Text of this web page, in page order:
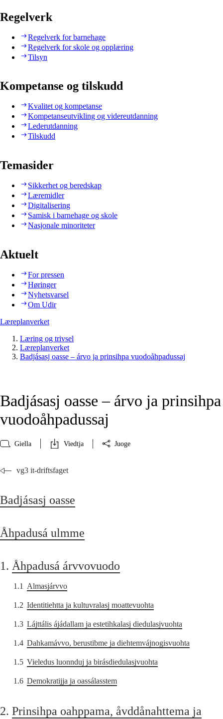
Regelverk
Regelverk for barnehage
Regelverk for skole og opplæring
Tilsyn
Kompetanse og tilskudd
Kvalitet og kompetanse
Kompetanseutvikling og videreutdanning
Lederutdanning
Tilskudd
Temasider
Sikkerhet og beredskap
Læremidler
Digitalisering
Samisk i barnehage og skole
Nasjonale minoriteter
Aktuelt
For pressen
Høringer
Nyhetsvarsel
Om Udir
Læreplanverket
Læring og trivsel
Læreplanverket
Badjásasj oasse – árvo ja prinsihpa vuodoåhpadussaj
Badjásasj oasse – árvo ja prinsihpa
vuodoåhpadussaj
Giella Viedtja Juoge
vg3 it-driftsfaget
Badjásasj oasse
Åhpadusá ulmme
1. Åhpadusá árvvovuodo
1.1 Almasjárvvo
1.2 Identitiehtta ja kultuvralasj moattevuohta
1.3 Lájttális ájádallam ja estetihkalasj diedulasjvuohta
1.4 Dahkamávvo, berustibme ja diehtemvájnogisvuohta
1.5 Vieledus luonnduj ja birásdiedulasjvuohta
1.6 Demokratijja ja oassálasstem
2. Prinsihpa oahppama, åvddånahttema ja